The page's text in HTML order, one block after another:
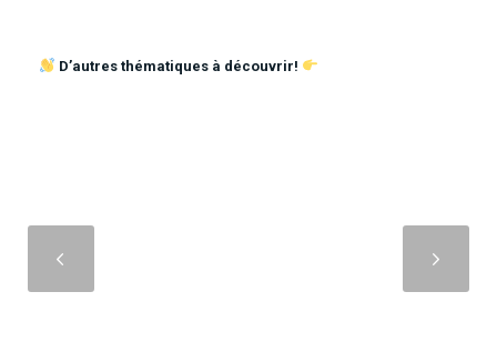
D’autres thématiques à découvrir!